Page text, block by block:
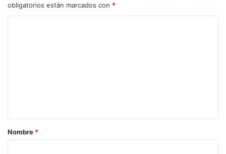
obligatorios están marcados con *
rNombre *